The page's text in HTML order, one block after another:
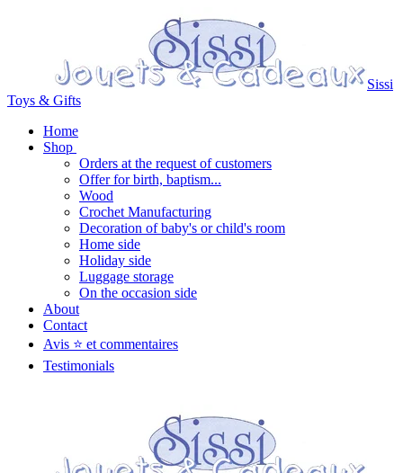
Sissi
Toys & Gifts
Home
Shop
Orders at the request of customers
Offer for birth, baptism...
Wood
Crochet Manufacturing
Decoration of baby's or child's room
Home side
Holiday side
Luggage storage
On the occasion side
About
Contact
Avis ⭐ et commentaires
Testimonials